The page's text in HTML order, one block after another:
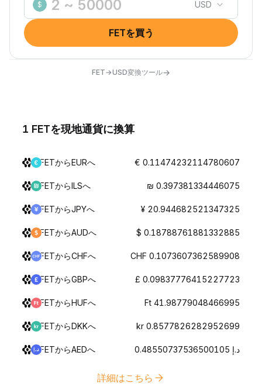
$ USD
FETを買う
FET→USD変換ツール→
1 FETを現地通貨に換算
FETからEURへ € 0.11474232114780607
FETからILSへ ₪ 0.397381334446075
FETからJPYへ ¥ 20.944682521347325
FETからAUDへ $ 0.18788761881332885
FETからCHFへ CHF 0.1073607362589908
FETからGBPへ £ 0.09837776415227723
FETからHUFへ Ft 41.98779048466995
FETからDKKへ kr 0.8577826282952699
FETからAEDへ د.إ 0.48550737536500105
詳細はこちら